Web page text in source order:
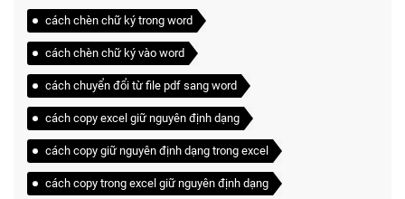
cách chèn chữ ký trong word
cách chèn chữ ký vào word
cách chuyển đổi từ file pdf sang word
cách copy excel giữ nguyên định dạng
cách copy giữ nguyên định dạng trong excel
cách copy trong excel giữ nguyên định dạng